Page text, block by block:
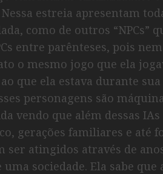
estreia apresentam
como de outros “NPCs”
entre parênteses, pois
o mesmo jogo que ela
que ela estava durante
personagens são
vendo que além dessas
gerações familiares e até
ser atingidos através de
sociedade. Ela sabe